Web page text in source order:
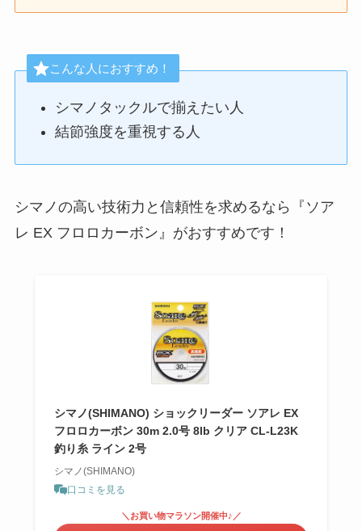
こんな人におすすめ！
シマノタックルで揃えたい人
結節強度を重視する人
シマノの高い技術力と信頼性を求めるなら『ソア
レ EX フロロカーボン』がおすすめです！
シマノ(SHIMANO) ショックリーダー ソアレ EX
フロロカーボン 30m 2.0号 8lb クリア CL-L23K
釣り糸 ライン 2号
シマノ(SHIMANO)
口コミを見る
＼お買い物マラソン開催中♪／